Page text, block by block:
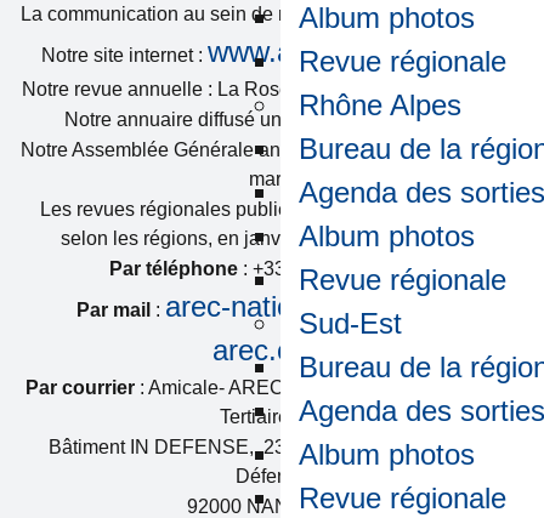
Album photos
Revue régionale
Rhône Alpes
Bureau de la
Agenda des
Album photos
Revue régionale
Sud-Est
Bureau de la
Agenda des
Album photos
Revue régionale
La communication au sein de notre association se fait par :
Notre site internet : www.amicale-arec.com
Notre revue annuelle : La Rose des Vents parution en juin.
Notre annuaire diffusé une fois par an en janvier.
Notre Assemblée Générale annuelle le deuxième mardi de
mars.
Les revues régionales publiées une à deux fois par an
selon les régions, en janvier, ou en janvier et juin.
Par téléphone: +33 (0) 1 55 94 13 02
Par mail : arec-national@amicale-
arec.com
Par courrier: Amicale- AREC c/o VINCI Energies France
Tertiaire IDF
Bâtiment IN DEFENSE, 2313-2323 boulevard de la
Défense
92000 NANTERRE